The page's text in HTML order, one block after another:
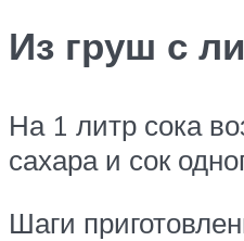
Из груш с
На 1 литр сока
сахара и сок
Шаги